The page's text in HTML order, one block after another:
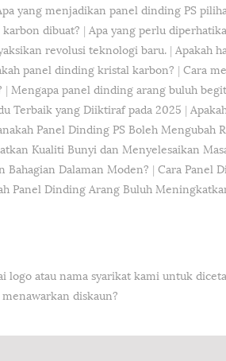
yang menjadikan panel dinding PS
dibuat? | Apa yang perlu
revolusi teknologi baru. | Apakah
panel dinding kristal karbon? | Cara
| Mengapa panel dinding arang buluh
Terbaik yang Diiktiraf pada 2025 |
Panel Dinding PS Boleh Mengubah
Kualiti Bunyi dan Menyelesaikan
Bahagian Dalaman Moden? | Cara Panel
Panel Dinding Arang Buluh
logo atau nama syarikat kami untuk
diskaun?